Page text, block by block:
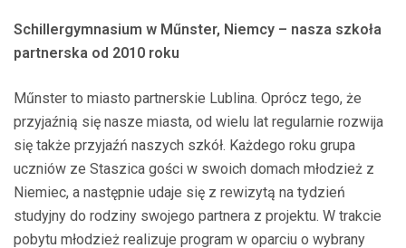
Schillergymnasium w Műnster, Niemcy – nasza szkoła
partnerska od 2010 roku
Műnster to miasto partnerskie Lublina. Oprócz tego, że
przyjaźnią się nasze miasta, od wielu lat regularnie rozwija
się także przyjaźń naszych szkół. Każdego roku grupa
uczniów ze Staszica gości w swoich domach młodzież z
Niemiec, a następnie udaje się z rewizytą na tydzień
studyjny do rodziny swojego partnera z projektu. W trakcie
pobytu młodzież realizuje program w oparciu o wybrany